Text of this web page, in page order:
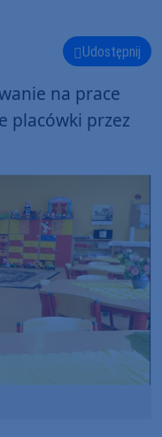
Udostępnij
na prace
placówki przez